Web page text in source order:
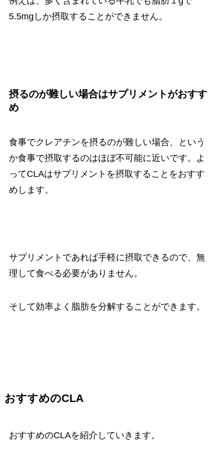
5.5mgしか摂取することができません。
摂るのが難しい場合はサプリメントがおすす
め
食事でクレアチンを摂るのが難しい場合、という
か食事で摂取するのはほぼ不可能に近いです。
よ
ってCLAはサプリメントを摂取することをおすす
めします。
サプリメントであれば手軽に摂取できるので、無
理して食べる必要がありません。
そして効率よく脂肪を分解することができます。
おすすめのCLA
おすすめのCLAを紹介していきます。